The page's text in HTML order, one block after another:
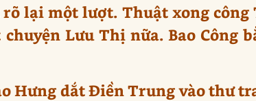
lại một lượt. Thuật xong công
Lưu Thị nữa. Bao Công
Hưng dắt Điền Trung vào thư